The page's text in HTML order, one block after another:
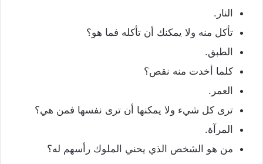
النار.
تأكل منه ولا يمكنك أن تأكله فما هو؟
الطبق.
كلما أخدت منه نقص؟
العمر.
ترى كل شيء ولا يمكنها أن ترى نفسها فمن هي؟
المرآة.
من هو الشخص الذي يحني الملوك رأسهم له؟